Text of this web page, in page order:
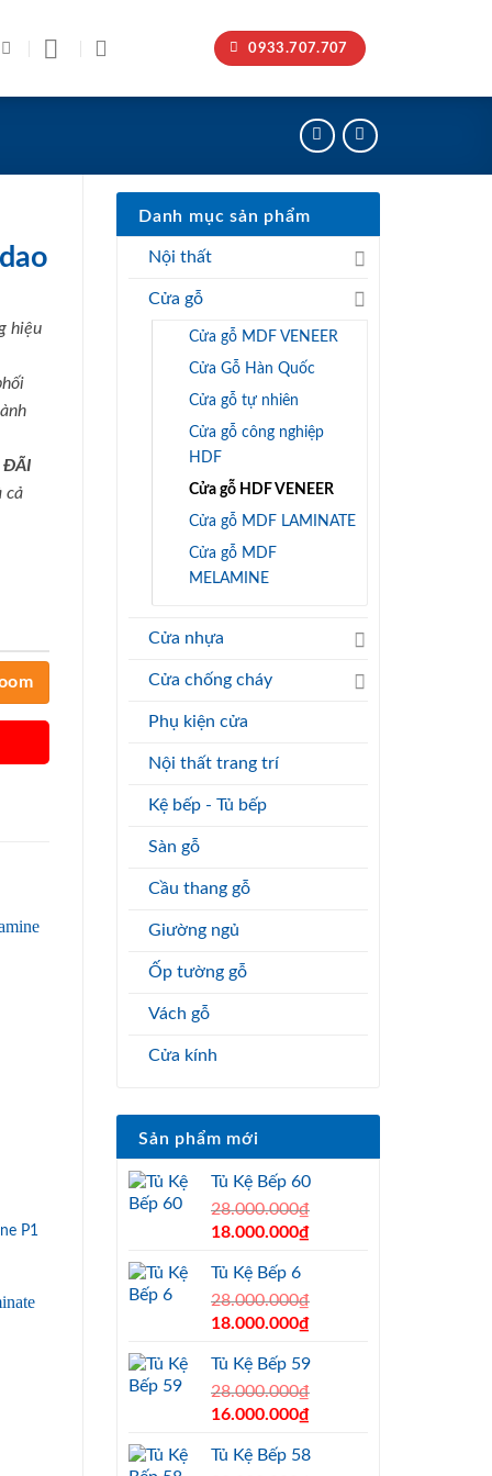
0933.707.707
Danh mục sản phẩm
Nội thất
Cửa gỗ
Cửa gỗ MDF VENEER
Cửa Gỗ Hàn Quốc
Cửa gỗ tự nhiên
Cửa gỗ công nghiệp
HDF
Cửa gỗ HDF VENEER
Cửa gỗ MDF LAMINATE
Cửa gỗ MDF
MELAMINE
Cửa nhựa
Cửa chống cháy
Phụ kiện cửa
Nội thất trang trí
Kệ bếp - Tủ bếp
Sàn gỗ
Cầu thang gỗ
Giường ngủ
Ốp tường gỗ
Vách gỗ
Cửa kính
Sản phẩm mới
Tủ Kệ Bếp 60
28.000.000₫
Original
was:
28.000.000₫.
18.000.000₫Current
18.000.000₫.
Tủ Kệ Bếp 6
28.000.000₫
Original
was:
28.000.000₫.
18.000.000₫Current
is:
18.000.000₫.
Tủ Kệ Bếp 59
28.000.000₫
Original
was:
16.000.000₫Current
is:
Tủ Kệ Bếp 58
hiệu
ĐÃI
cả
P1